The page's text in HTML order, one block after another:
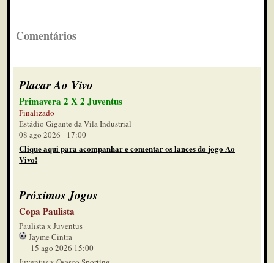
Comentários
Placar Ao Vivo
Primavera 2 X 2 Juventus
Finalizado
Estádio Gigante da Vila Industrial
08 ago 2026 - 17:00
Clique aqui para acompanhar e comentar os lances do jogo Ao
Vivo!
Próximos Jogos
Copa Paulista
Paulista x Juventus
Jayme Cintra
15 ago 2026 15:00